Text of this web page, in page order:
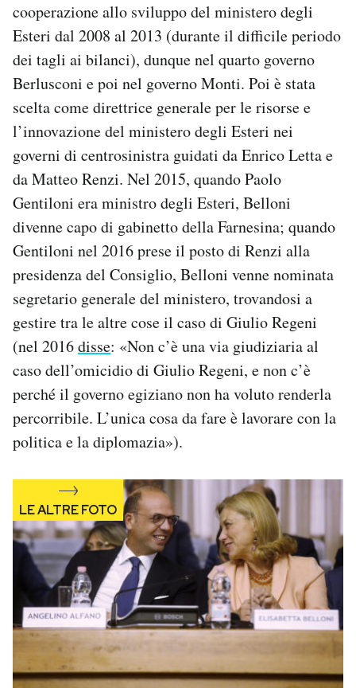
cooperazione allo sviluppo del ministero degli
Esteri dal 2008 al 2013 (durante il difficile periodo
dei tagli ai bilanci), dunque nel quarto governo
Berlusconi e poi nel governo Monti. Poi è stata
scelta come direttrice generale per le risorse e
l’innovazione del ministero degli Esteri nei
governi di centrosinistra guidati da Enrico Letta e
da Matteo Renzi. Nel 2015, quando Paolo
Gentiloni era ministro degli Esteri, Belloni
divenne capo di gabinetto della Farnesina; quando
Gentiloni nel 2016 prese il posto di Renzi alla
presidenza del Consiglio, Belloni venne nominata
segretario generale del ministero, trovandosi a
gestire tra le altre cose il caso di Giulio Regeni
(nel 2016disse: «Non c’è una via giudiziaria al
caso dell’omicidio di Giulio Regeni, e non c’è
perché il governo egiziano non ha voluto renderla
percorribile. L’unica cosa da fare è lavorare con la
politica e la diplomazia»).